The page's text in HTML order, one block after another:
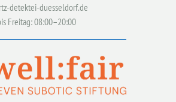
detektei-duesseldorf.de
Freitag: 08:00–20:00